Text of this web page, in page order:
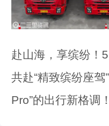
赴山海，享缤纷！
共赴“精致缤纷座
Pro”的出行新格调！